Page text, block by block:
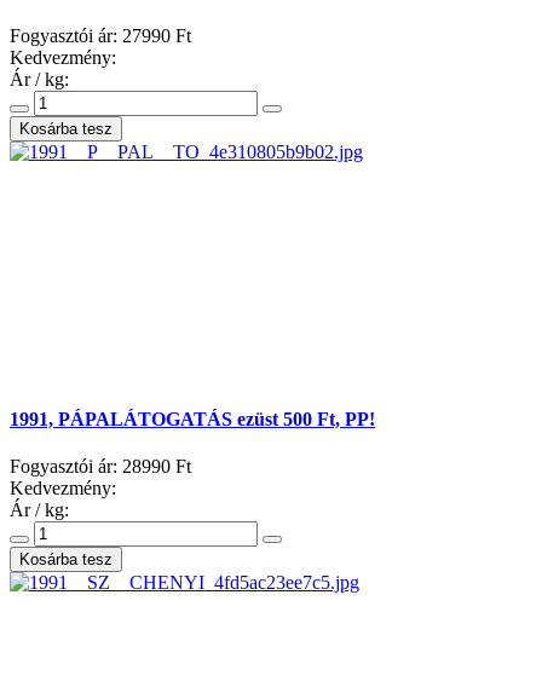
Fogyasztói ár: 27990 Ft
Kedvezmény:
Ár / kg:
1991, PÁPALÁTOGATÁS ezüst 500 Ft, PP!
Fogyasztói ár: 28990 Ft
Kedvezmény:
Ár / kg: